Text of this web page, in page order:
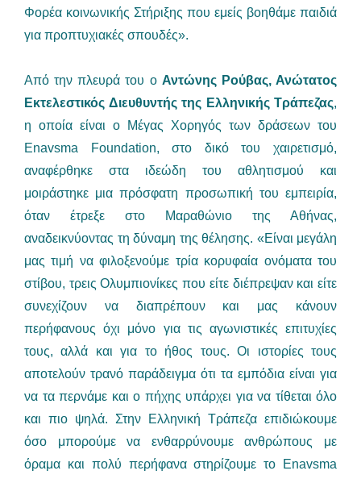
Φορέα κοινωνικής Στήριξης που εμείς βοηθάμε παιδιά
για προπτυχιακές σπουδές».
Από την πλευρά του ο Αντώνης Ρούβας, Ανώτατος
Εκτελεστικός Διευθυντής της Ελληνικής Τράπεζας,
η οποία είναι ο Μέγας Χορηγός των δράσεων του
Enavsma Foundation, στο δικό του χαιρετισμό,
αναφέρθηκε στα ιδεώδη του αθλητισμού και
μοιράστηκε μια πρόσφατη προσωπική του εμπειρία,
όταν έτρεξε στο Μαραθώνιο της Αθήνας,
αναδεικνύοντας τη δύναμη της θέλησης. «Είναι μεγάλη
μας τιμή να φιλοξενούμε τρία κορυφαία ονόματα του
στίβου, τρεις Ολυμπιονίκες που είτε διέπρεψαν και είτε
συνεχίζουν να διαπρέπουν και μας κάνουν
περήφανους όχι μόνο για τις αγωνιστικές επιτυχίες
τους, αλλά και για το ήθος τους. Οι ιστορίες τους
αποτελούν τρανό παράδειγμα ότι τα εμπόδια είναι για
να τα περνάμε και ο πήχης υπάρχει για να τίθεται όλο
και πιο ψηλά. Στην Ελληνική Τράπεζα επιδιώκουμε
όσο μπορούμε να ενθαρρύνουμε ανθρώπους με
όραμα και πολύ περήφανα στηρίζουμε το Enavsma